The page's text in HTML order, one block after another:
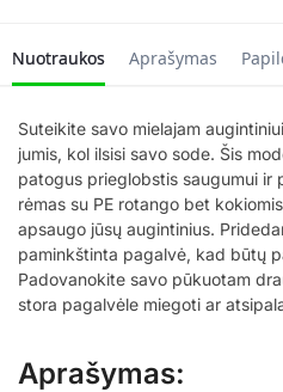
Nuotraukos Aprašymas
Suteikite savo mielajam
jumis, kol ilsisi savo sode. Šis
patogus prieglobstis saugumui ir
rėmas su PE rotango bet
apsaugo jūsų augintinius.
paminkštinta pagalvė, kad būtų
Padovanokite savo pūkuotam
stora pagalvėle miegoti ar
Aprašymas: